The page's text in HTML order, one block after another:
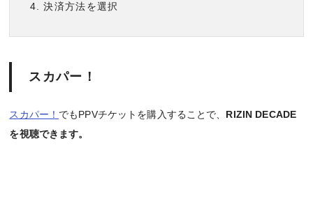
決済方法を選択
スカパー！
スカパー！ でもPPVチケットを購入することで、 RIZIN DECADE
を視聴できます。